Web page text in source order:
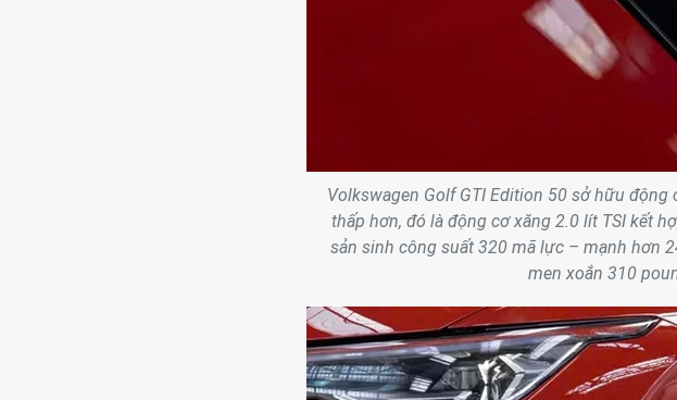
Volkswagen Golf GTI Edition 50 sở hữu
thấp hơn, đó là động cơ xăng 2.0 lít TSI kết
sản sinh công suất 320 mã lực – mạnh hơn
men xoắn 310